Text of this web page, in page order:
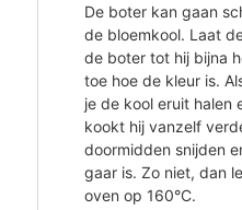
De boter kan gaan
de bloemkool. Laat
de boter tot hij bijna
toe hoe de kleur is.
je de kool eruit halen
kookt hij vanzelf
doormidden snijden
gaar is. Zo niet, dan
oven op 160°C.